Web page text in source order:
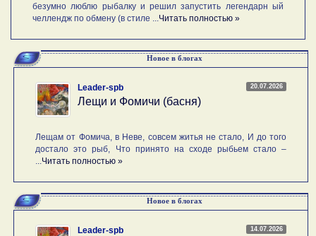
безумно люблю рыбалку и решил запустить легендарн ый
челлендж по обмену (в стиле ... Читать полностью »
Новое в блогах
20.07.2026
Leader-spb
Лещи и Фомичи (басня)
Лещам от Фомича, в Неве, совсем житья не стало, И до того
достало это рыб, Что принято на сходе рыбьем стало –
Читать полностью »
Новое в блогах
14.07.2026
Leader-spb